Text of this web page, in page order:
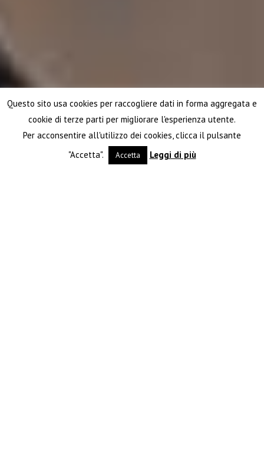
Questo sito usa cookies per raccogliere dati in forma aggregata e
cookie di terze parti per migliorare l'esperienza utente.
Per acconsentire all'utilizzo dei cookies, clicca il pulsante
"Accetta".
Accetta Leggi di più